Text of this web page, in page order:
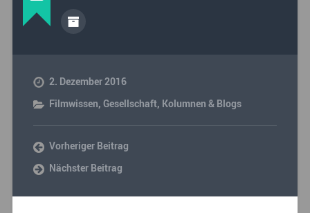
2. Dezember 2016
Filmwissen, Gesellschaft, Kolumnen & Blogs
Vorheriger Beitrag
Nächster Beitrag